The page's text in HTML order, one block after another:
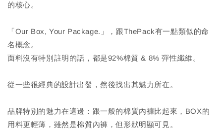
的核心。
「Our Box, Your Package.」，跟ThePack有一點類似的命
名概念。
面料沒有特別註明的話，都是92%棉質 & 8% 彈性纖維。
從一些很經典的設計出發，然後找出其魅力所在。
品牌特別的魅力在這邊：跟一般的棉質內褲比起來，BOX的
用料更輕薄，雖然是棉質內褲，但形狀明顯可見。